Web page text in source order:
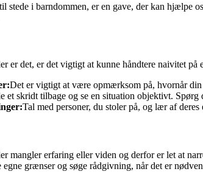
stede i barndommen, er en gave, der kan hjælpe
er det, er det vigtigt at kunne håndtere naivitet
Det er vigtigt at være opmærksom på, hvornår
et skridt tilbage og se en situation objektivt.
Tal med personer, du stoler på, og lær af
mangler erfaring eller viden og derfor er let at
grænser og søge rådgivning, når det er